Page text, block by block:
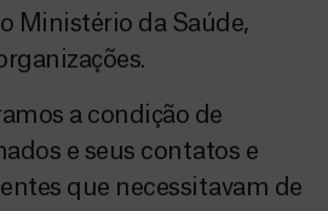
Ministério da Saúde,
a condição de
e seus contatos e
que necessitavam de